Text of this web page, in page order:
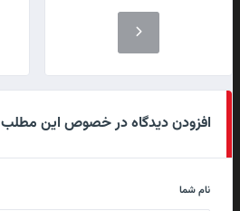
افزودن دیدگاه در خصوص این مطلب
نام شما